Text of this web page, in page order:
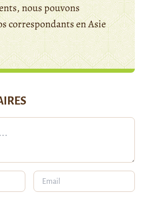
nous pouvons
correspondants en Asie